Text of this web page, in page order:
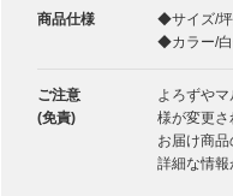
商品仕様
◆サイズ/坪
◆カラー/白
ご注意
(免責)
よろずや
様が変更さ
お届け商
詳細な情報